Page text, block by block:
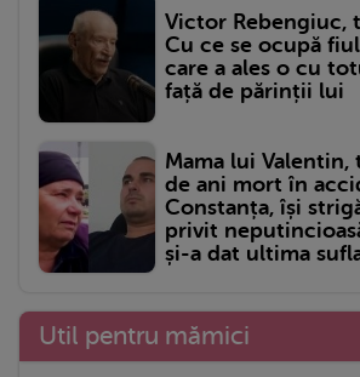
Victor Rebengiuc,
Cu ce se ocupă
care a ales o cu
față de părinții lui
Mama lui Valentin,
de ani mort în
Constanța, își
privit
și-a dat ultima
Util pentru mămici